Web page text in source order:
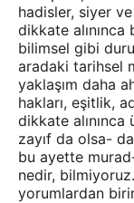
hadisler, siyer
dikkate
bilimsel gibi
aradaki tarihsel
yaklaşım daha
hakları, eşitlik,
dikkate alınınca
zayıf da olsa-
bu ayette
nedir,
yorumlardan